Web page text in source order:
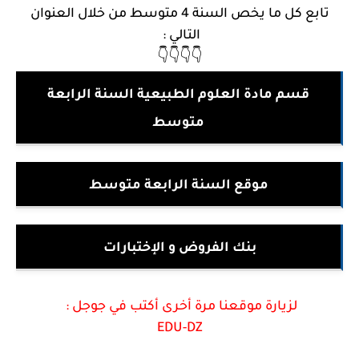
تابع كل ما يخص السنة 4 متوسط من خلال العنوان
التالي :
👇👇👇👇
قسم مادة العلوم الطبيعية السنة الرابعة
متوسط
موقع السنة الرابعة متوسط
بنك الفروض و الإختبارات
لزيارة موقعنا مرة أخرى أكتب في جوجل :
EDU-DZ